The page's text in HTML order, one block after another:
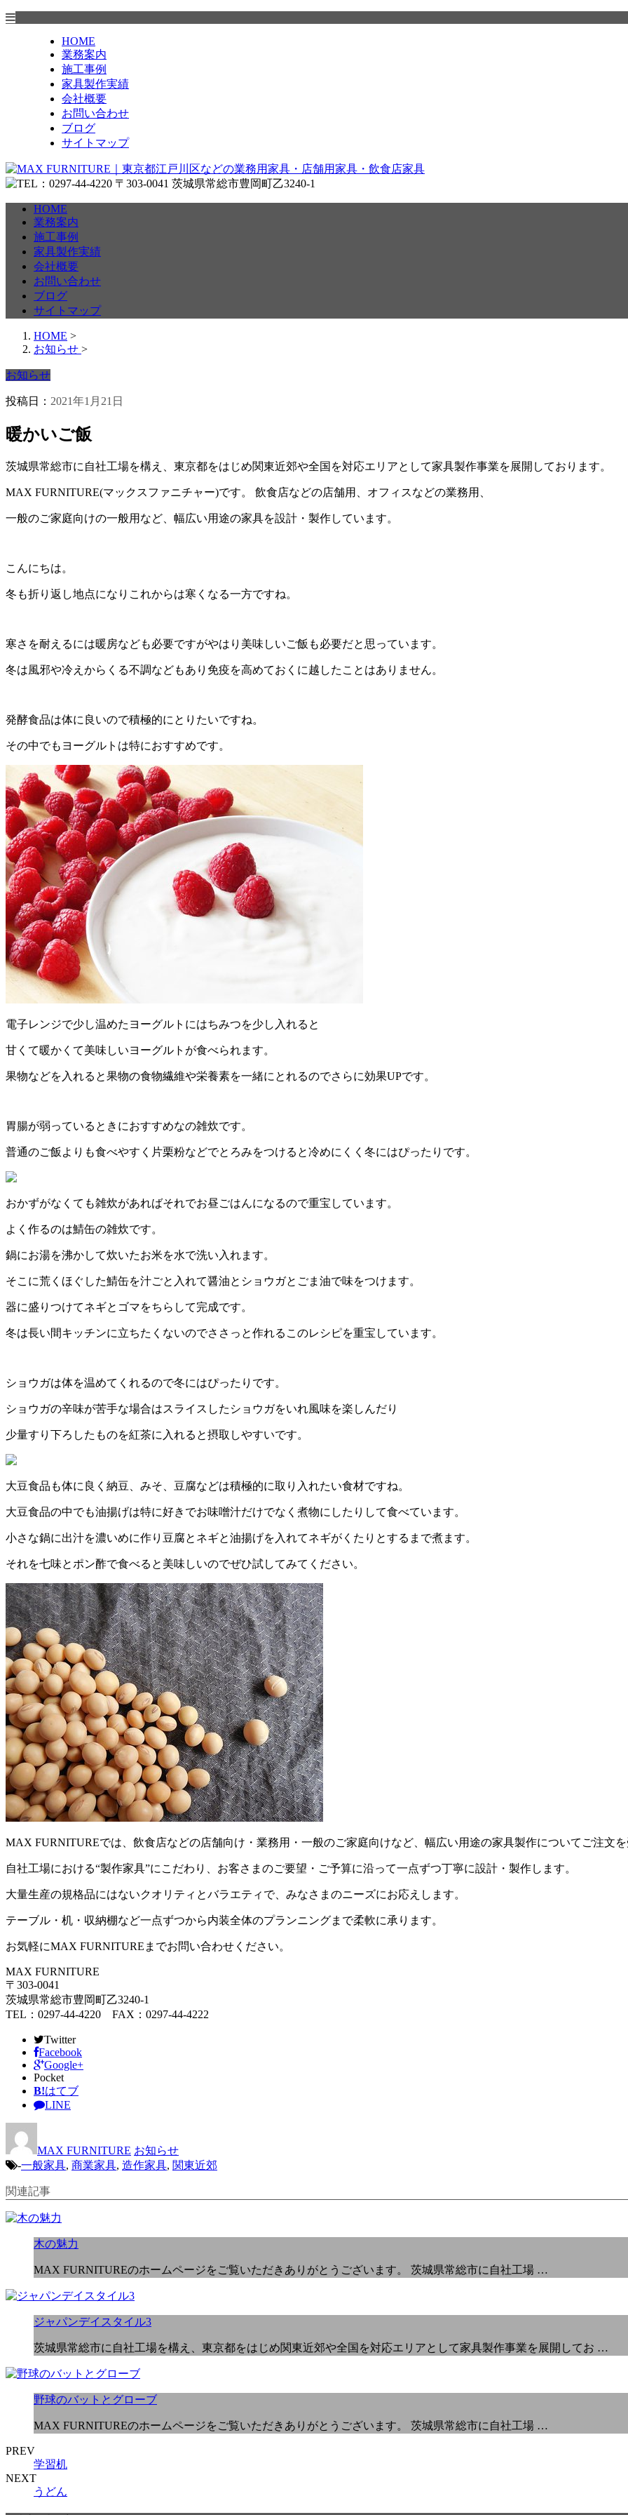
HOME
業務案内
施工事例
家具製作実績
会社概要
お問い合わせ
ブログ
サイトマップ
HOME
業務案内
施工事例
家具製作実績
会社概要
お問い合わせ
ブログ
サイトマップ
HOME >
お知らせ >
お知らせ
投稿日： 2021年1月21日
暖かいご飯
茨城県常総市に自社工場を構え、東京都をはじめ関東近郊や全国を対応エリアとして家具製作事業を展開しております。
MAX FURNITURE(マックスファニチャー)です。 飲食店などの店舗用、オフィスなどの業務用、
一般のご家庭向けの一般用など、幅広い用途の家具を設計・製作しています。
こんにちは。
冬も折り返し地点になりこれからは寒くなる一方ですね。
寒さを耐えるには暖房なども必要ですがやはり美味しいご飯も必要だと思っています。
冬は風邪や冷えからくる不調などもあり免疫を高めておくに越したことはありません。
発酵食品は体に良いので積極的にとりたいですね。
その中でもヨーグルトは特におすすめです。
電子レンジで少し温めたヨーグルトにはちみつを少し入れると
甘くて暖かくて美味しいヨーグルトが食べられます。
果物などを入れると果物の食物繊維や栄養素を一緒にとれるのでさらに効果UPです。
胃腸が弱っているときにおすすめなの雑炊です。
普通のご飯よりも食べやすく片栗粉などでとろみをつけると冷めにくく冬にはぴったりです。
おかずがなくても雑炊があればそれでお昼ごはんになるので重宝しています。
よく作るのは鯖缶の雑炊です。
鍋にお湯を沸かして炊いたお米を水で洗い入れます。
そこに荒くほぐした鯖缶を汁ごと入れて醤油とショウガとごま油で味をつけます。
器に盛りつけてネギとゴマをちらして完成です。
冬は長い間キッチンに立ちたくないのでささっと作れるこのレシピを重宝しています。
ショウガは体を温めてくれるので冬にはぴったりです。
ショウガの辛味が苦手な場合はスライスしたショウガをいれ風味を楽しんだり
少量すり下ろしたものを紅茶に入れると摂取しやすいです。
大豆食品も体に良く納豆、みそ、豆腐などは積極的に取り入れたい食材ですね。
大豆食品の中でも油揚げは特に好きでお味噌汁だけでなく煮物にしたりして食べています。
小さな鍋に出汁を濃いめに作り豆腐とネギと油揚げを入れてネギがくたりとするまで煮ます。
それを七味とポン酢で食べると美味しいのでぜひ試してみてください。
MAX FURNITUREでは、飲食店などの店舗向け・業務用・一般のご家庭向けなど、幅広い用途の家具製作についてご注文を
自社工場における“製作家具”にこだわり、お客さまのご要望・ご予算に沿って一点ずつ丁寧に設計・製作します。
大量生産の規格品にはないクオリティとバラエティで、みなさまのニーズにお応えします。
テーブル・机・収納棚など一点ずつから内装全体のプランニングまで柔軟に承ります。
お気軽にMAX FURNITUREまでお問い合わせください。
MAX FURNITURE
〒303-0041
茨城県常総市豊岡町乙3240-1
TEL：0297-44-4220 FAX：0297-44-4222
Twitter
Facebook
Google+
Pocket
B!はてブ
LINE
MAX FURNITURE お知らせ
-一般家具, 商業家具, 造作家具, 関東近郊
関連記事
木の魅力
MAX FURNITUREのホームページをご覧いただきありがとうございます。 茨城県常総市に自社工場 …
ジャパンデイスタイル3
茨城県常総市に自社工場を構え、東京都をはじめ関東近郊や全国を対応エリアとして家具製作事業を展開してお …
野球のバットとグローブ
MAX FURNITUREのホームページをご覧いただきありがとうございます。 茨城県常総市に自社工場 …
PREV
学習机
NEXT
うどん